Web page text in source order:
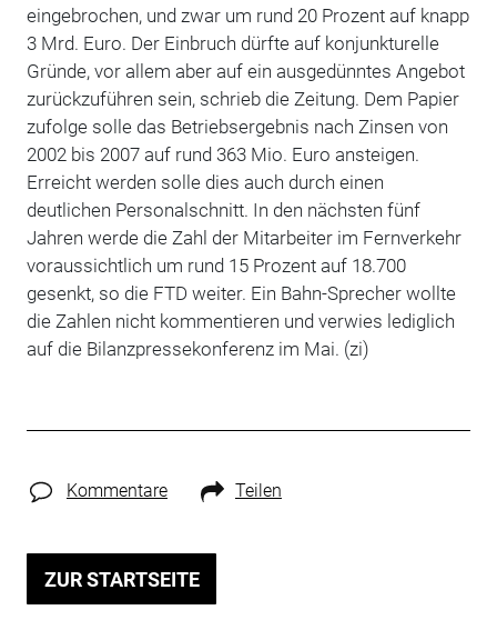
eingebrochen, und zwar um rund 20 Prozent auf knapp
3 Mrd. Euro. Der Einbruch dürfte auf konjunkturelle
Gründe, vor allem aber auf ein ausgedünntes Angebot
zurückzuführen sein, schrieb die Zeitung. Dem Papier
zufolge solle das Betriebsergebnis nach Zinsen von
2002 bis 2007 auf rund 363 Mio. Euro ansteigen.
Erreicht werden solle dies auch durch einen
deutlichen Personalschnitt. In den nächsten fünf
Jahren werde die Zahl der Mitarbeiter im Fernverkehr
voraussichtlich um rund 15 Prozent auf 18.700
gesenkt, so die FTD weiter. Ein Bahn-Sprecher wollte
die Zahlen nicht kommentieren und verwies lediglich
auf die Bilanzpressekonferenz im Mai. (zi)
Kommentare Teilen
ZUR STARTSEITE